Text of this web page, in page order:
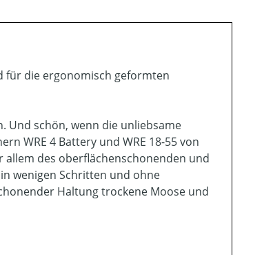
für die ergonomisch geformten
Und schön, wenn die unliebsame
WRE 4 Battery und WRE 18-55 von
des oberflächenschonenden und
wenigen Schritten und ohne
Haltung trockene Moose und